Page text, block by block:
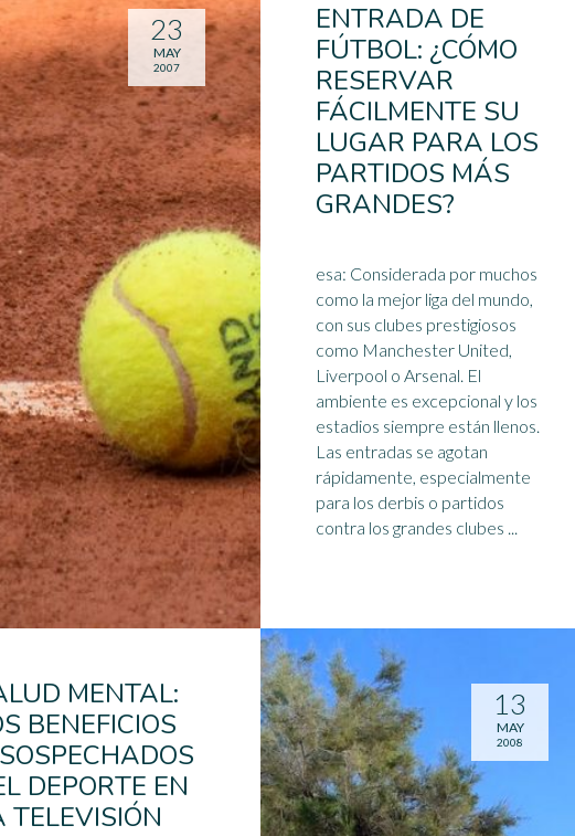
23
MAY
2007
ENTRADA DE
FÚTBOL: ¿CÓMO
RESERVAR
FÁCILMENTE SU
LUGAR PARA LOS
PARTIDOS MÁS
GRANDES?
esa: Considerada por muchos
como la mejor liga del mundo,
con sus clubes prestigiosos
como Manchester United,
Liverpool o Arsenal. El
ambiente es excepcional y los
estadios siempre están llenos.
Las entradas se agotan
rápidamente, especialmente
para los derbis o partidos
contra los grandes clubes ...
MENTAL:
BENEFICIOS
DEPORTE EN
TELEVISIÓN
13
MAY
2008